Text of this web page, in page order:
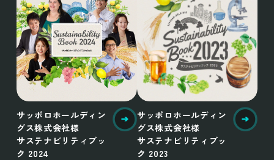
サッポロホールディン
グス株式会社様
サステナビリティブッ
ク 2024
サッポロホールディン
グス株式会社様
サステナビリティブッ
ク 2023